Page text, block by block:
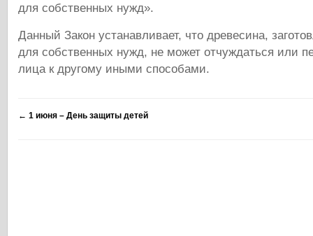
для собственных нужд».
Данный Закон устанавливает, что древесина,
для собственных нужд, не может отчуждаться или
лица к другому иными способами.
← 1 июня – День защиты детей